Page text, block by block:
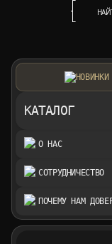
НОВИНКИ
КАТАЛОГ
О НАС
СОТРУДНИЧЕСТВО
ПОЧЕМУ НАМ